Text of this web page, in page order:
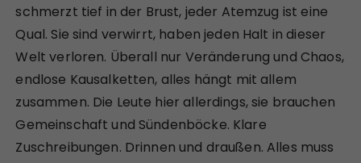
schmerzt tief in der Brust, jeder Atemzug ist eine
Qual. Sie sind verwirrt, haben jeden Halt in dieser
Welt verloren. Überall nur Veränderung und Chaos,
endlose Kausalketten, alles hängt mit allem
zusammen. Die Leute hier allerdings, sie brauchen
Gemeinschaft und Sündenböcke. Klare
Zuschreibungen. Drinnen und draußen. Alles muss